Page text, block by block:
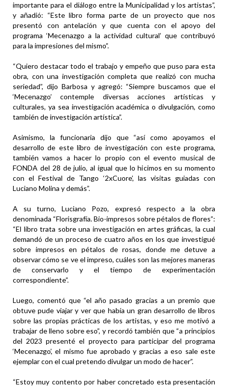
importante para el diálogo entre la Municipalidad y los artistas”,
y añadió: “Este libro forma parte de un proyecto que nos
presentó con antelación y que cuenta con el apoyo del
programa ‘Mecenazgo a la actividad cultural’ que contribuyó
para la impresiones del mismo”.
“Quiero destacar todo el trabajo y empeño que puso para esta
obra, con una investigación completa que realizó con mucha
seriedad”, dijo Barbosa y agregó: “Siempre buscamos que el
‘Mecenazgo’ contemple diversas acciones artísticas y
culturales, ya sea investigación académica o divulgación, como
también de investigación artística”.
Asimismo, la funcionaria dijo que “así como apoyamos el
desarrollo de este libro de investigación con este programa,
también vamos a hacer lo propio con el evento musical de
FONDA del 28 de julio, al igual que lo hicimos en su momento
con el Festival de Tango ‘2xCuore’, las visitas guiadas con
Luciano Molina y demás”.
A su turno, Luciano Pozo, expresó respecto a la obra
denominada “Florisgrafía. Bio-impresos sobre pétalos de flores”:
“El libro trata sobre una investigación en artes gráficas, la cual
demandó de un proceso de cuatro años en los que investigué
sobre impresos en pétalos de rosas, donde me detuve a
observar cómo se ve el impreso, cuáles son las mejores maneras
de conservarlo y el tiempo de experimentación
correspondiente”.
Luego, comentó que “el año pasado gracias a un premio que
obtuve pude viajar y ver que había un gran desarrollo de libros
sobre las propias prácticas de los artistas, y eso me motivó a
trabajar de lleno sobre eso”, y recordó también que “a principios
del 2023 presenté el proyecto para participar del programa
‘Mecenazgo’, el mismo fue aprobado y gracias a eso sale este
ejemplar con el cual pretendo divulgar un modo de hacer”.
“Estoy muy contento por haber concretado esta presentación